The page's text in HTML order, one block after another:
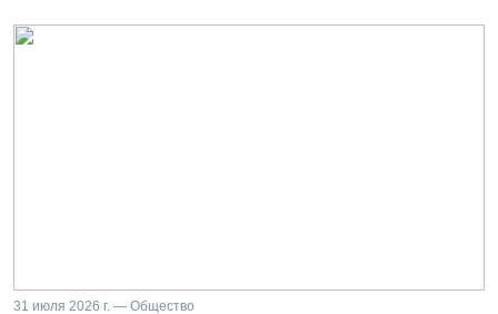
31 июля 2026 г. — Общество